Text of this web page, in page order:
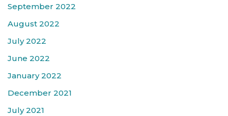
September 2022
August 2022
July 2022
June 2022
January 2022
December 2021
July 2021